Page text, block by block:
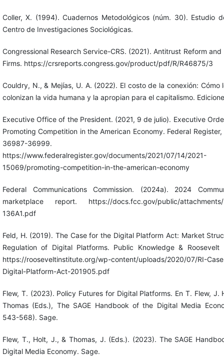
Coller, X. (1994). Cuadernos Metodológicos (núm. 30). Estudio
Centro de Investigaciones Sociológicas.
Congressional Research Service-CRS. (2021). Antitrust Reform and
Firms. https://crsreports.congress.gov/product/pdf/R/R46875/3
Couldry, N., & Mejías, U. A. (2022). El costo de la conexión: Cómo
colonizan la vida humana y la apropian para el capitalismo.
Executive Office of the President. (2021, 9 de julio). Executive
Promoting Competition in the American Economy. Federal
36987-36999.
https://www.federalregister.gov/documents/2021/07/14/2021-
15069/promoting-competition-in-the-american-economy
Federal Communications Commission. (2024a). 2024
marketplace report. https://docs.fcc.gov/public/attachments/
136A1.pdf
Feld, H. (2019). The Case for the Digital Platform Act: Market
Regulation of Digital Platforms. Public Knowledge & Roosevelt
https://rooseveltinstitute.org/wp-content/uploads/2020/07/RI-
Digital-Platform-Act-201905.pdf
Flew, T. (2023). Policy Futures for Digital Platforms. En T. Flew, J.
Thomas (Eds.), The SAGE Handbook of the Digital Media
543-568). Sage.
Flew, T., Holt, J., & Thomas, J. (Eds.). (2023). The SAGE
Digital Media Economy. Sage.